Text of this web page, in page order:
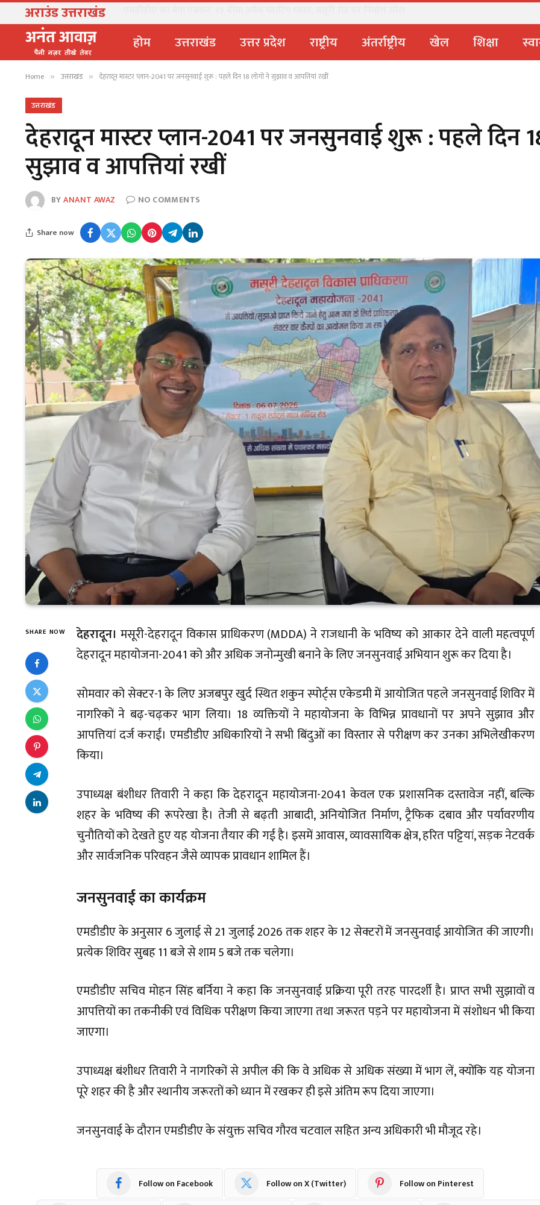
अराउंड उत्तराखंड
होम उत्तराखंड उत्तर प्रदेश राष्ट्रीय अंतर्राष्ट्रीय खेल शिक्षा
Home » उत्तराखंड » देहरादून मास्टर प्लान-2041 पर जनसुनवाई शुरू : पहले दिन 18 लोगों ने सुझाव व आपत्तियां रखीं
उत्तराखंड
देहरादून मास्टर प्लान-2041 पर जनसुनवाई शुरू : पहले दिन
सुझाव व आपत्तियां रखीं
BYANANT AWAZ NO COMMENTS
Share now
SHARE NOW देहरादून। मसूरी-देहरादून विकास प्राधिकरण (MDDA) ने राजधानी के भविष्य को आकार देने वाली महत्वपूर्ण
देहरादून महायोजना-2041 को और अधिक जनोन्मुखी बनाने के लिए जनसुनवाई अभियान शुरू कर दिया है।
सोमवार को सेक्टर-1 के लिए अजबपुर खुर्द स्थित शकुन स्पोर्ट्स एकेडमी में आयोजित पहले जनसुनवाई शिविर में
नागरिकों ने बढ़-चढ़कर भाग लिया। 18 व्यक्तियों ने महायोजना के विभिन्न प्रावधानों पर अपने सुझाव और
आपत्तियां दर्ज कराईं। एमडीडीए अधिकारियों ने सभी बिंदुओं का विस्तार से परीक्षण कर उनका अभिलेखीकरण
किया।
उपाध्यक्ष बंशीधर तिवारी ने कहा कि देहरादून महायोजना-2041 केवल एक प्रशासनिक दस्तावेज नहीं, बल्कि
शहर के भविष्य की रूपरेखा है। तेजी से बढ़ती आबादी, अनियोजित निर्माण, ट्रैफिक दबाव और पर्यावरणीय
चुनौतियों को देखते हुए यह योजना तैयार की गई है। इसमें आवास, व्यावसायिक क्षेत्र, हरित पट्टियां, सड़क नेटवर्क
और सार्वजनिक परिवहन जैसे व्यापक प्रावधान शामिल हैं।
जनसुनवाई का कार्यक्रम
एमडीडीए के अनुसार 6 जुलाई से 21 जुलाई 2026 तक शहर के 12 सेक्टरों में जनसुनवाई आयोजित की जाएगी।
प्रत्येक शिविर सुबह 11 बजे से शाम 5 बजे तक चलेगा।
एमडीडीए सचिव मोहन सिंह बर्निया ने कहा कि जनसुनवाई प्रक्रिया पूरी तरह पारदर्शी है। प्राप्त सभी सुझावों व
आपत्तियों का तकनीकी एवं विधिक परीक्षण किया जाएगा तथा जरूरत पड़ने पर महायोजना में संशोधन भी किया
जाएगा।
उपाध्यक्ष बंशीधर तिवारी ने नागरिकों से अपील की कि वे अधिक से अधिक संख्या में भाग लें, क्योंकि यह योजना
पूरे शहर की है और स्थानीय जरूरतों को ध्यान में रखकर ही इसे अंतिम रूप दिया जाएगा।
जनसुनवाई के दौरान एमडीडीए के संयुक्त सचिव गौरव चटवाल सहित अन्य अधिकारी भी मौजूद रहे।
Follow on Facebook Follow on X (Twitter) Follow on Pinterest